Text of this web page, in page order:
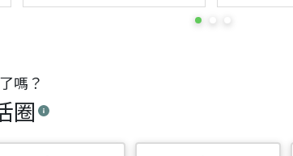
嗎？
圈